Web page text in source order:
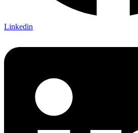
Linkedin